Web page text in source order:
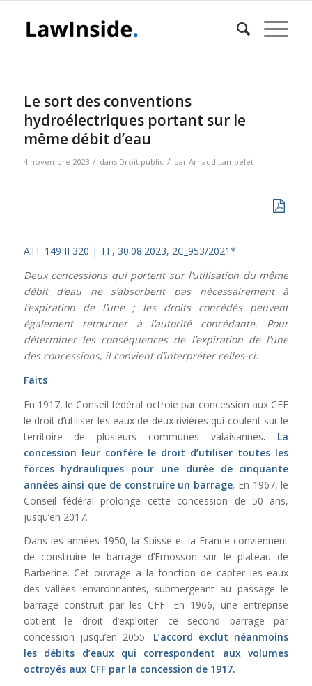
Le sort des conventions
hydroélectriques portant sur le
même débit d’eau
4 novembre 2023 / dans Droit public / par Arnaud Lambelet
ATF 149 II 320 | TF, 30.08.2023, 2C_953/2021*
Deux concessions qui portent sur l’utilisation du même
débit d’eau ne s’absorbent pas nécessairement à
l’expiration de l’une ; les droits concédés peuvent
également retourner à l’autorité concédante. Pour
déterminer les conséquences de l’expiration de l’une
des concessions, il convient d’interpréter celles-ci.
Faits
En 1917, le Conseil fédéral octroie par concession aux CFF
le droit d’utiliser les eaux de deux rivières qui coulent sur le
territoire de plusieurs communes valaisannes. La
concession leur confère le droit d’utiliser toutes les
forces hydrauliques pour une durée de cinquante
années ainsi que de construire un barrage. En 1967, le
Conseil fédéral prolonge cette concession de 50 ans,
jusqu’en 2017.
Dans les années 1950, la Suisse et la France conviennent
de construire le barrage d’Emosson sur le plateau de
Barberine. Cet ouvrage a la fonction de capter les eaux
des vallées environnantes, submergeant au passage le
barrage construit par les CFF. En 1966, une entreprise
obtient le droit d’exploiter ce second barrage par
concession jusqu’en 2055. L’accord exclut néanmoins
les débits d’eaux qui correspondent aux volumes
octroyés aux CFF par la concession de 1917.